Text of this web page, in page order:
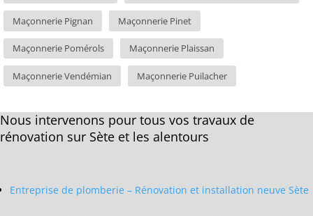
Maçonnerie Pignan Maçonnerie Pinet
Maçonnerie Pomérols Maçonnerie Plaissan
Maçonnerie Vendémian Maçonnerie Puilacher
Nous intervenons pour tous vos travaux de
rénovation sur Sète et les alentours
Entreprise de plomberie – Rénovation et installation neuve Sète